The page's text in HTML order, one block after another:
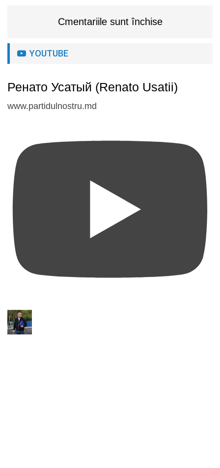
Cmentariile sunt închise
YOUTUBE
Ренато Усатый (Renato Usatii)
www.partidulnostru.md